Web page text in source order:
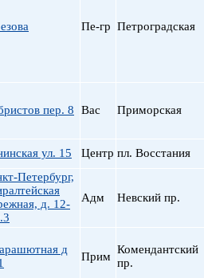
Пе-гр Петроградская
пер. 8 Вас Приморская
ул. 15 Центр пл. Восстания
Петербург,
д. 12-
Адм Невский пр.
д
Прим
Комендантский
пр.